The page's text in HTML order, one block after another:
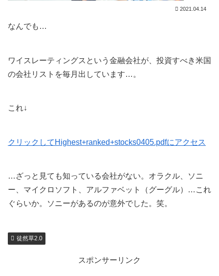
2021.04.14
なんでも…
ワイスレーティングスという金融会社が、投資すべき米国
の会社リストを毎月出しています…。
これ↓
クリックしてHighest+ranked+stocks0405.pdfにアクセス
…ざっと見ても知っている会社がない。オラクル、ソニ
ー、マイクロソフト、アルファベット（グーグル）…これ
ぐらいか。ソニーがあるのが意外でした。笑。
徒然草2.0
スポンサーリンク